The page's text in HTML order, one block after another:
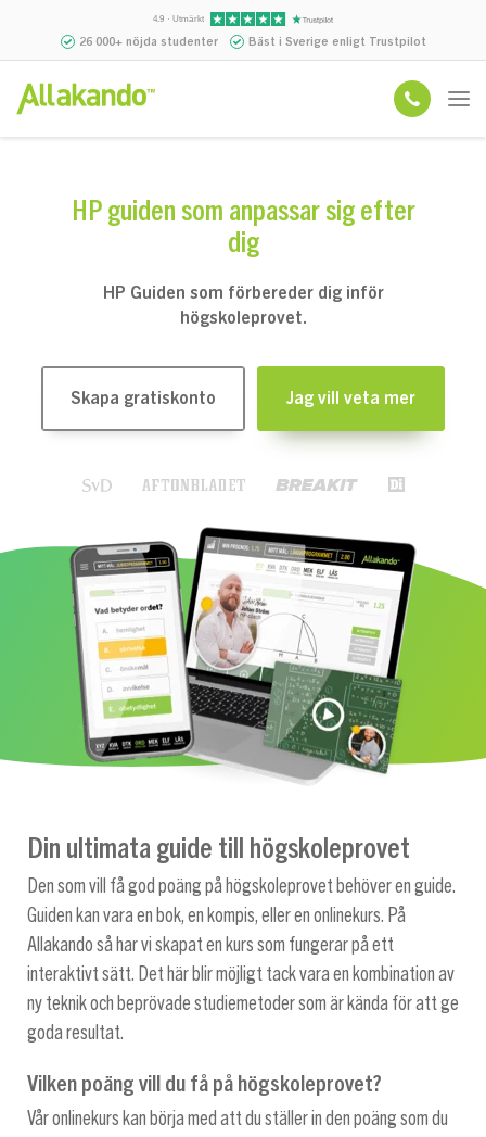
4.9 · Utmärkt
26 000+ nöjda studenter Bäst i Sverige enligt Trustpilot
HP guiden som anpassar sig efter
dig
HP Guiden som förbereder dig inför
högskoleprovet.
Skapa gratiskonto Jag vill veta mer
Din ultimata guide till högskoleprovet
Den som vill få god poäng på högskoleprovet behöver en guide.
Guiden kan vara en bok, en kompis, eller en onlinekurs. På
Allakando så har vi skapat en kurs som fungerar på ett
interaktivt sätt. Det här blir möjligt tack vara en kombination av
ny teknik och beprövade studiemetoder som är kända för att ge
goda resultat.
Vilken poäng vill du få på högskoleprovet?
Vår onlinekurs kan börja med att du ställer in den poäng som du